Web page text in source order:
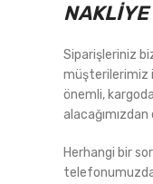
NAKLİYE
Siparişleriniz
müşterilerimiz
önemli,
Herhangi bir